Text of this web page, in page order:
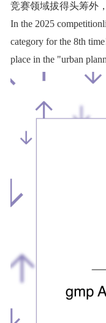
竞赛领域拔得头筹外
In the 2025
category for the 8th
place in the "urban